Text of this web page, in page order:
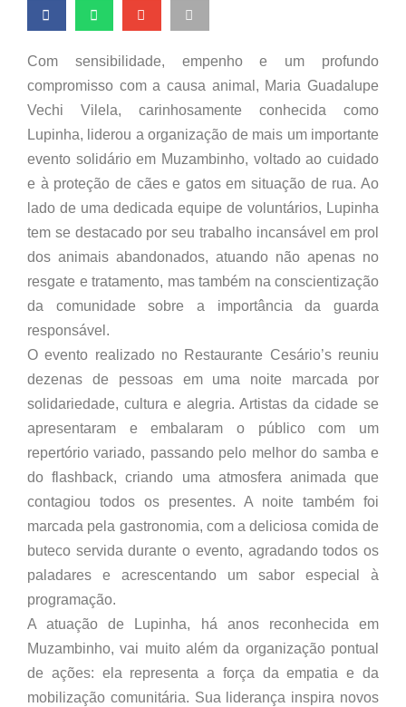
Com sensibilidade, empenho e um profundo
compromisso com a causa animal, Maria Guadalupe
Vechi Vilela, carinhosamente conhecida como
Lupinha, liderou a organização de mais um importante
evento solidário em Muzambinho, voltado ao cuidado
e à proteção de cães e gatos em situação de rua. Ao
lado de uma dedicada equipe de voluntários, Lupinha
tem se destacado por seu trabalho incansável em prol
dos animais abandonados, atuando não apenas no
resgate e tratamento, mas também na conscientização
da comunidade sobre a importância da guarda
responsável.
O evento realizado no Restaurante Cesário’s reuniu
dezenas de pessoas em uma noite marcada por
solidariedade, cultura e alegria. Artistas da cidade se
apresentaram e embalaram o público com um
repertório variado, passando pelo melhor do samba e
do flashback, criando uma atmosfera animada que
contagiou todos os presentes. A noite também foi
marcada pela gastronomia, com a deliciosa comida de
buteco servida durante o evento, agradando todos os
paladares e acrescentando um sabor especial à
programação.
A atuação de Lupinha, há anos reconhecida em
Muzambinho, vai muito além da organização pontual
de ações: ela representa a força da empatia e da
mobilização comunitária. Sua liderança inspira novos